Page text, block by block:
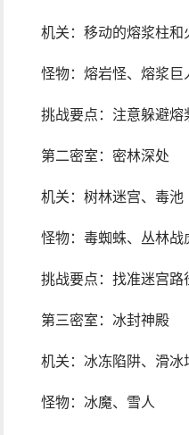
机关：移动的熔浆柱和
怪物：熔岩怪、熔浆巨
挑战要点：注意躲避熔
第二密室：密林深处
机关：树林迷宫、毒池
怪物：毒蜘蛛、丛林战
挑战要点：找准迷宫路
第三密室：冰封神殿
机关：冰冻陷阱、滑冰
怪物：冰魔、雪人